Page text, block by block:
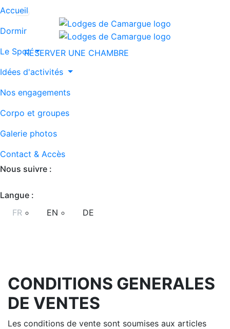
Accueil
Dormir
Le Spot
Idées d'activités
Nos engagements
Corpo et groupes
Galerie photos
Contact & Accès
Nous suivre :
Langue :
FR
EN DE
RÉSERVER UNE CHAMBRE
CONDITIONS GENERALES
DE VENTES
Les conditions de vente sont soumises aux articles